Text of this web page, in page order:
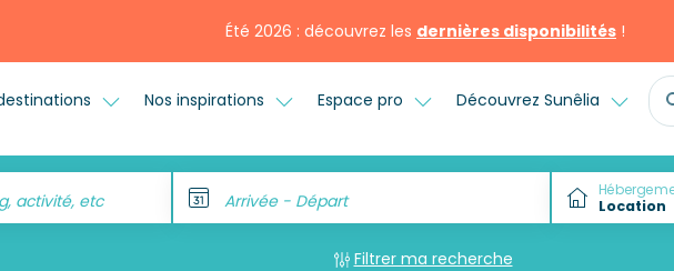
Été 2026 : découvrez les dernières disponibilités !
Nos inspirations Espace pro Découvrez Sunêlia
activité, etc Arrivée - Départ
Filtrer ma recherche